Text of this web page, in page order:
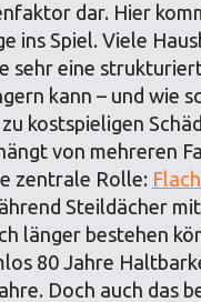
dar. Hier
ins Spiel. Viele
sehr eine
kann – und wie
kostspieligen
von mehreren
zentrale Rolle:
Steildächer
länger bestehen
80 Jahre
Doch auch das